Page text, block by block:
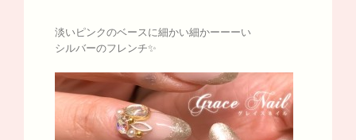
淡いピンクのベースに細かい細かーーーい
シルバーのフレンチ✨